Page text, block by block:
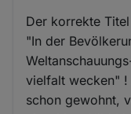
Der korrekte
"In der
vielfalt wecken"
schon gewohnt,